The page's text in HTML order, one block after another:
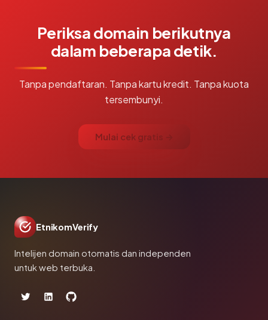
Periksa domain berikutnya
dalam beberapa detik.
Tanpa pendaftaran. Tanpa kartu kredit. Tanpa kuota
tersembunyi.
Mulai cek gratis →
EtnikomVerify
Intelijen domain otomatis dan independen
untuk web terbuka.